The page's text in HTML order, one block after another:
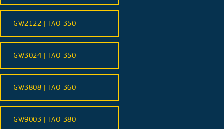
GW2122 | FAO 350
GW3024 | FAO 350
GW3808 | FAO 360
GW9003 | FAO 380